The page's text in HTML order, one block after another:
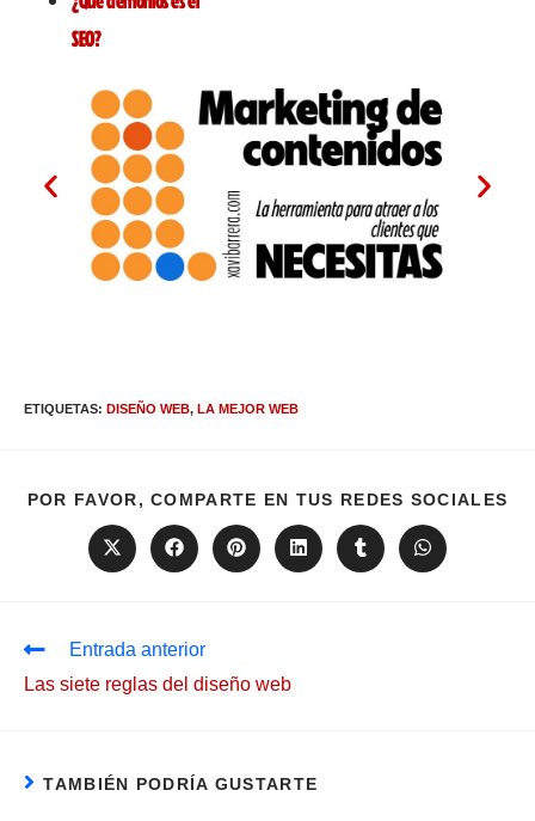
SEO?
ETIQUETAS: DISEÑO WEB, LA MEJOR WEB
POR FAVOR, COMPARTE EN TUS REDES SOCIALES
Entrada anterior
Las siete reglas del diseño web
TAMBIÉN PODRÍA GUSTARTE